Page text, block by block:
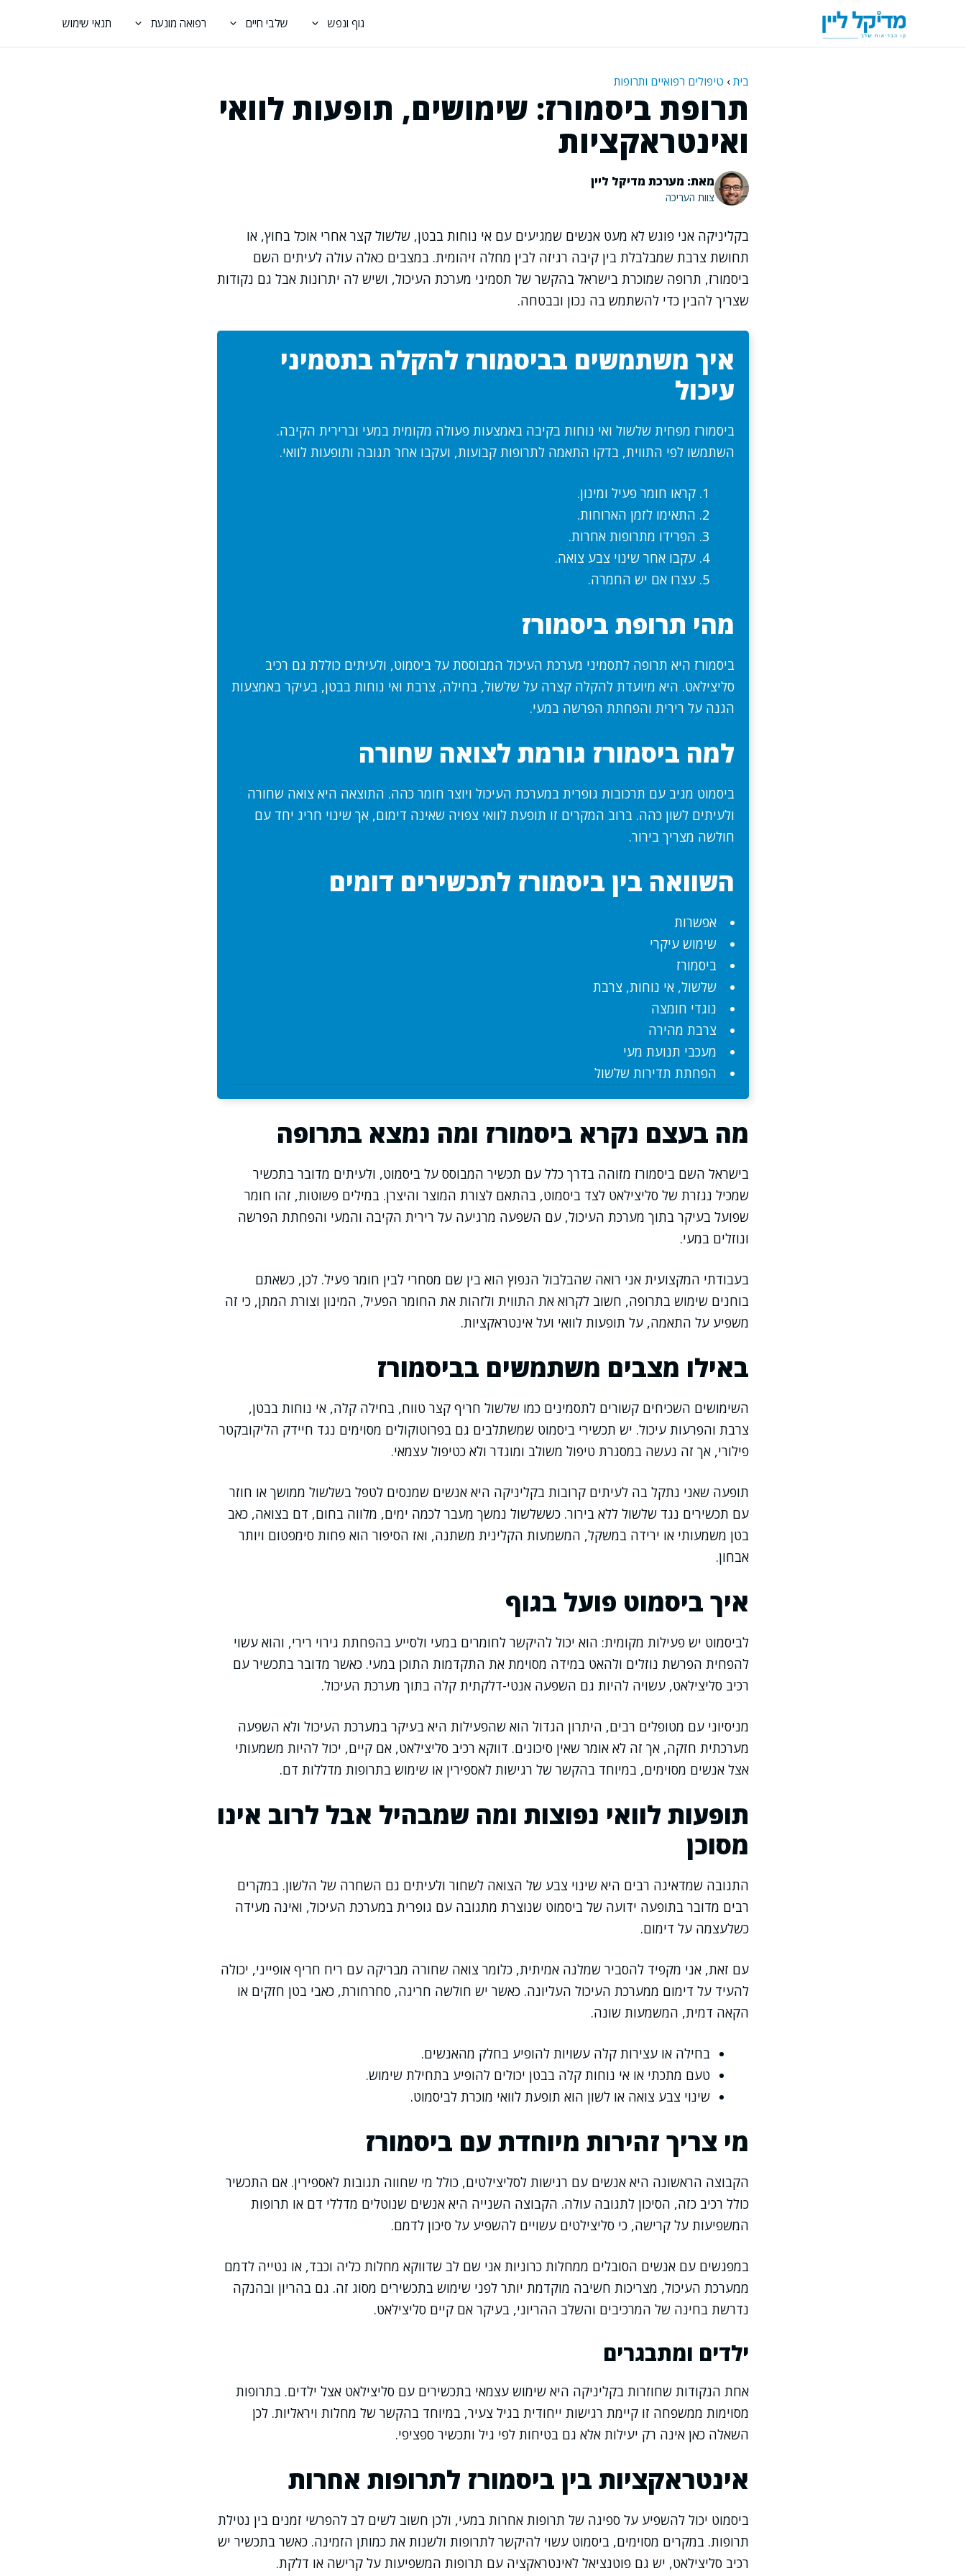
גוף ונפש שלבי חיים רפואה מונעת תנאי שימוש
בית› טיפולים רפואיים ותרופות
תרופת ביסמורז: שימושים, תופעות לוואי
ואינטראקציות
מאת: מערכת מדיקל ליין
צוות העריכה
בקליניקה אני פוגש לא מעט אנשים שמגיעים עם אי נוחות בבטן, שלשול קצר אחרי אוכל בחוץ, או
תחושת צרבת שמבלבלת בין קיבה רגיזה לבין מחלה זיהומית. במצבים כאלה עולה לעיתים השם
ביסמורז, תרופה שמוכרת בישראל בהקשר של תסמיני מערכת העיכול, ושיש לה יתרונות אבל גם נקודות
שצריך להבין כדי להשתמש בה נכון ובבטחה.
איך משתמשים בביסמורז להקלה בתסמיני
עיכול
ביסמורז מפחית שלשול ואי נוחות בקיבה באמצעות פעולה מקומית במעי וברירית הקיבה.
השתמשו לפי התווית, בדקו התאמה לתרופות קבועות, ועקבו אחר תגובה ותופעות לוואי.
קראו חומר פעיל ומינון.
התאימו לזמן הארוחות.
הפרידו מתרופות אחרות.
עקבו אחר שינוי צבע צואה.
עצרו אם יש החמרה.
מהי תרופת ביסמורז
ביסמורז היא תרופה לתסמיני מערכת העיכול המבוססת על ביסמוט, ולעיתים כוללת גם רכיב
סליצילאט. היא מיועדת להקלה קצרה על שלשול, בחילה, צרבת ואי נוחות בבטן, בעיקר באמצעות
הגנה על רירית והפחתת הפרשה במעי.
למה ביסמורז גורמת לצואה שחורה
ביסמוט מגיב עם תרכובות גופרית במערכת העיכול ויוצר חומר כהה. התוצאה היא צואה שחורה
ולעיתים לשון כהה. ברוב המקרים זו תופעת לוואי צפויה שאינה דימום, אך שינוי חריג יחד עם
חולשה מצריך בירור.
השוואה בין ביסמורז לתכשירים דומים
אפשרות
שימוש עיקרי
ביסמורז
שלשול, אי נוחות, צרבת
נוגדי חומצה
צרבת מהירה
מעכבי תנועת מעי
הפחתת תדירות שלשול
מה בעצם נקרא ביסמורז ומה נמצא בתרופה
בישראל השם ביסמורז מזוהה בדרך כלל עם תכשיר המבוסס על ביסמוט, ולעיתים מדובר בתכשיר
שמכיל נגזרת של סליצילאט לצד ביסמוט, בהתאם לצורת המוצר והיצרן. במילים פשוטות, זהו חומר
שפועל בעיקר בתוך מערכת העיכול, עם השפעה מרגיעה על רירית הקיבה והמעי והפחתת הפרשה
ונוזלים במעי.
בעבודתי המקצועית אני רואה שהבלבול הנפוץ הוא בין שם מסחרי לבין חומר פעיל. לכן, כשאתם
בוחנים שימוש בתרופה, חשוב לקרוא את התווית ולזהות את החומר הפעיל, המינון וצורת המתן, כי זה
משפיע על התאמה, על תופעות לוואי ועל אינטראקציות.
באילו מצבים משתמשים בביסמורז
השימושים השכיחים קשורים לתסמינים כמו שלשול חריף קצר טווח, בחילה קלה, אי נוחות בבטן,
צרבת והפרעות עיכול. יש תכשירי ביסמוט שמשתלבים גם בפרוטוקולים מסוימים נגד חיידק הליקובקטר
פילורי, אך זה נעשה במסגרת טיפול משולב ומוגדר ולא כטיפול עצמאי.
תופעה שאני נתקל בה לעיתים קרובות בקליניקה היא אנשים שמנסים לטפל בשלשול ממושך או חוזר
עם תכשירים נגד שלשול ללא בירור. כששלשול נמשך מעבר לכמה ימים, מלווה בחום, דם בצואה, כאב
בטן משמעותי או ירידה במשקל, המשמעות הקלינית משתנה, ואז הסיפור הוא פחות סימפטום ויותר
אבחון.
איך ביסמוט פועל בגוף
לביסמוט יש פעילות מקומית: הוא יכול להיקשר לחומרים במעי ולסייע בהפחתת גירוי רירי, והוא עשוי
להפחית הפרשת נוזלים ולהאט במידה מסוימת את התקדמות התוכן במעי. כאשר מדובר בתכשיר עם
רכיב סליצילאט, עשויה להיות גם השפעה אנטי-דלקתית קלה בתוך מערכת העיכול.
מניסיוני עם מטופלים רבים, היתרון הגדול הוא שהפעילות היא בעיקר במערכת העיכול ולא השפעה
מערכתית חזקה, אך זה לא אומר שאין סיכונים. דווקא רכיב סליצילאט, אם קיים, יכול להיות משמעותי
אצל אנשים מסוימים, במיוחד בהקשר של רגישות לאספירין או שימוש בתרופות מדללות דם.
תופעות לוואי נפוצות ומה שמבהיל אבל לרוב אינו
מסוכן
התגובה שמדאיגה רבים היא שינוי צבע של הצואה לשחור ולעיתים גם השחרה של הלשון. במקרים
רבים מדובר בתופעה ידועה של ביסמוט שנוצרת מתגובה עם גופרית במערכת העיכול, ואינה מעידה
כשלעצמה על דימום.
עם זאת, אני מקפיד להסביר שמלנה אמיתית, כלומר צואה שחורה מבריקה עם ריח חריף אופייני, יכולה
להעיד על דימום ממערכת העיכול העליונה. כאשר יש חולשה חריגה, סחרחורת, כאבי בטן חזקים או
הקאה דמית, המשמעות שונה.
בחילה או עצירות קלה עשויות להופיע בחלק מהאנשים.
טעם מתכתי או אי נוחות קלה בבטן יכולים להופיע בתחילת שימוש.
שינוי צבע צואה או לשון הוא תופעת לוואי מוכרת לביסמוט.
מי צריך זהירות מיוחדת עם ביסמורז
הקבוצה הראשונה היא אנשים עם רגישות לסליצילטים, כולל מי שחווה תגובות לאספירין. אם התכשיר
כולל רכיב כזה, הסיכון לתגובה עולה. הקבוצה השנייה היא אנשים שנוטלים מדללי דם או תרופות
המשפיעות על קרישה, כי סליצילטים עשויים להשפיע על סיכון לדמם.
במפגשים עם אנשים הסובלים ממחלות כרוניות אני שם לב שדווקא מחלות כליה וכבד, או נטייה לדמם
ממערכת העיכול, מצריכות חשיבה מוקדמת יותר לפני שימוש בתכשירים מסוג זה. גם בהריון ובהנקה
נדרשת בחינה של המרכיבים והשלב ההריוני, בעיקר אם קיים סליצילאט.
ילדים ומתבגרים
אחת הנקודות שחוזרות בקליניקה היא שימוש עצמאי בתכשירים עם סליצילאט אצל ילדים. בתרופות
מסוימות ממשפחה זו קיימת רגישות ייחודית בגיל צעיר, במיוחד בהקשר של מחלות ויראליות. לכן
השאלה כאן אינה רק יעילות אלא גם בטיחות לפי גיל ותכשיר ספציפי.
אינטראקציות בין ביסמורז לתרופות אחרות
ביסמוט יכול להשפיע על ספיגה של תרופות אחרות במעי, ולכן חשוב לשים לב להפרשי זמנים בין נטילת
תרופות. במקרים מסוימים, ביסמוט עשוי להיקשר לתרופות ולשנות את כמותן הזמינה. כאשר בתכשיר יש
רכיב סליצילאט, יש גם פוטנציאל לאינטראקציה עם תרופות המשפיעות על קרישה או דלקת.